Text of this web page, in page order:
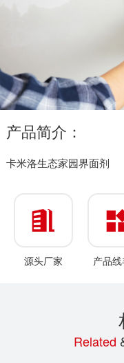
产品简介：
卡米洛生态家园界面剂
源头厂家 产品
Related